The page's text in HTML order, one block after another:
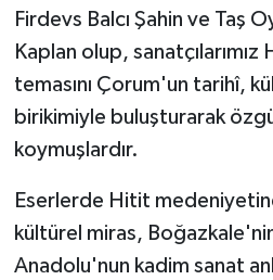
Firdevs Balcı Şahin ve Taş
Kaplan olup,
temasını Çorum'un tarihî,
birikimiyle buluşturarak
koymuşlardır.
Eserlerde Hitit
kültürel miras,
Anadolu'nun kadim sanat